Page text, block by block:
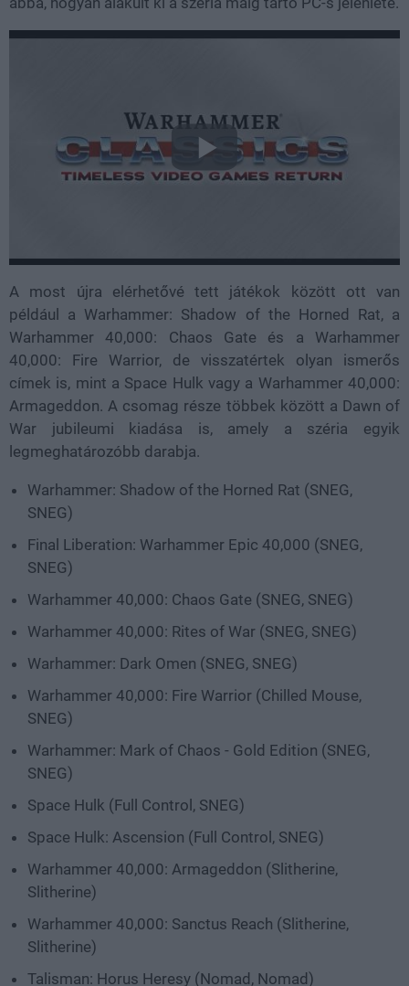
A most újra elérhetővé tett játékok között ott van
például a Warhammer: Shadow of the Horned Rat, a
Warhammer 40,000: Chaos Gate és a Warhammer
40,000: Fire Warrior, de visszatértek olyan ismerős
címek is, mint a Space Hulk vagy a Warhammer 40,000:
Armageddon. A csomag része többek között a Dawn of
War jubileumi kiadása is, amely a széria egyik
legmeghatározóbb darabja.
Warhammer: Shadow of the Horned Rat (SNEG,
SNEG)
Final Liberation: Warhammer Epic 40,000 (SNEG,
SNEG)
Warhammer 40,000: Chaos Gate (SNEG, SNEG)
Warhammer 40,000: Rites of War (SNEG, SNEG)
Warhammer: Dark Omen (SNEG, SNEG)
Warhammer 40,000: Fire Warrior (Chilled Mouse,
SNEG)
Warhammer: Mark of Chaos - Gold Edition (SNEG,
SNEG)
Space Hulk (Full Control, SNEG)
Space Hulk: Ascension (Full Control, SNEG)
Warhammer 40,000: Armageddon (Slitherine,
Slitherine)
Warhammer 40,000: Sanctus Reach (Slitherine,
Slitherine)
Talisman: Horus Heresy (Nomad, Nomad)